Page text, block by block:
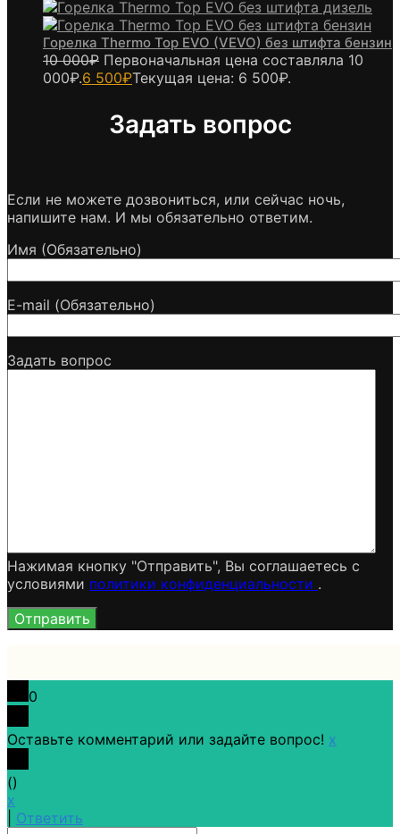
Горелка Thermo Top EVO (VEVO) без штифта бензин
10 000₽ Первоначальная цена составляла 10
000₽.6 500₽Текущая цена: 6 500₽.
Задать вопрос
Если не можете дозвониться, или сейчас ночь,
напишите нам. И мы обязательно ответим.
Имя (Обязательно)
E-mail (Обязательно)
Задать вопрос
Нажимая кнопку "Отправить", Вы соглашаетесь c
условиями политики конфиденциальности .
0
Оставьте комментарий или задайте вопрос! x
()
x
Ответить